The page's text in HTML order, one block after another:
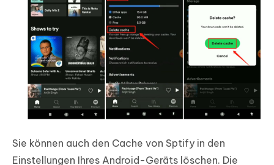
Sie können auch den Cache von Sptify in den
Einstellungen Ihres Android-Geräts löschen. Die